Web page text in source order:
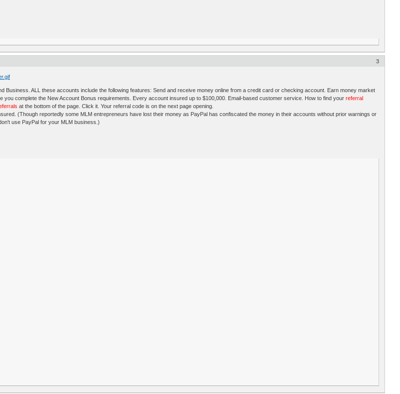
3
Business. ALL these accounts include the following features: Send and receive money online from a credit card or checking account. Earn money market
you complete the New Account Bonus requirements. Every account insured up to $100,000. Email-based customer service. How to find yourreferral
at the bottom of the page. Click it. Your referral code is on the next page opening.
(Though reportedly some MLM entrepreneurs have lost their money as PayPal has confiscated the money in their accounts without prior warnings or
use PayPal for your MLM business.)